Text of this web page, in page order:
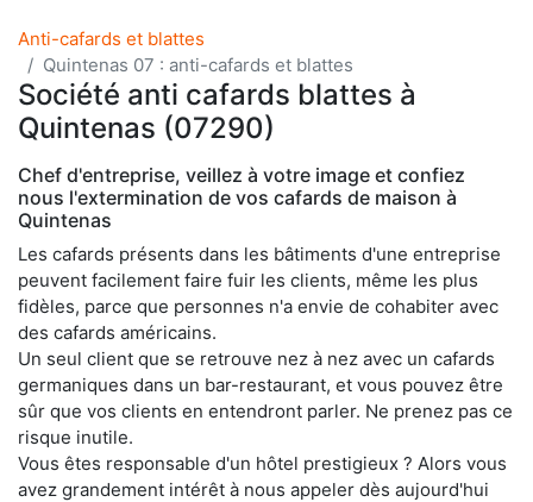
Anti-cafards et blattes
Quintenas 07 : anti-cafards et blattes
Société anti cafards blattes à
Quintenas (07290)
Chef d'entreprise, veillez à votre image et confiez
nous l'extermination de vos cafards de maison à
Quintenas
Les cafards présents dans les bâtiments d'une entreprise
peuvent facilement faire fuir les clients, même les plus
fidèles, parce que personnes n'a envie de cohabiter avec
des cafards américains.
Un seul client que se retrouve nez à nez avec un cafards
germaniques dans un bar-restaurant, et vous pouvez être
sûr que vos clients en entendront parler. Ne prenez pas ce
risque inutile.
Vous êtes responsable d'un hôtel prestigieux ? Alors vous
avez grandement intérêt à nous appeler dès aujourd'hui